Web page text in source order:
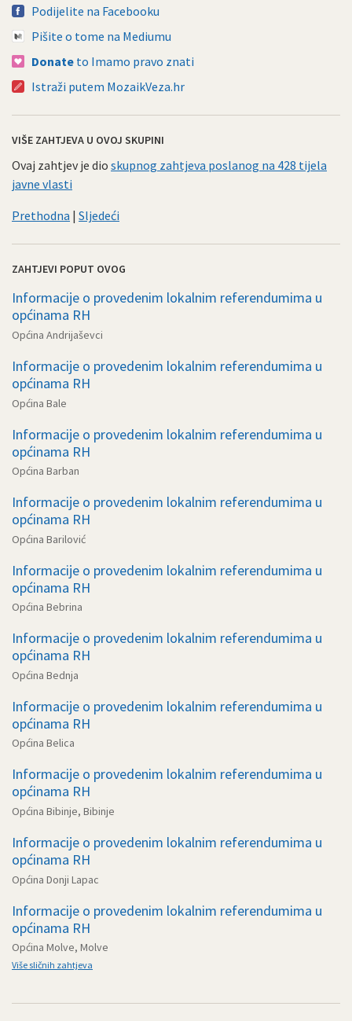
Podijelite na Facebooku
Pišite o tome na Mediumu
Donate to Imamo pravo znati
Istraži putem MozaikVeza.hr
VIŠE ZAHTJEVA U OVOJ SKUPINI
Ovaj zahtjev je dio skupnog zahtjeva poslanog na 428 tijela
javne vlasti
Prethodna | Sljedeći
ZAHTJEVI POPUT OVOG
Informacije o provedenim lokalnim referendumima u
općinama RH
Općina Andrijaševci
Informacije o provedenim lokalnim referendumima u
općinama RH
Općina Bale
Informacije o provedenim lokalnim referendumima u
općinama RH
Općina Barban
Informacije o provedenim lokalnim referendumima u
općinama RH
Općina Barilović
Informacije o provedenim lokalnim referendumima u
općinama RH
Općina Bebrina
Informacije o provedenim lokalnim referendumima u
općinama RH
Općina Bednja
Informacije o provedenim lokalnim referendumima u
općinama RH
Općina Belica
Informacije o provedenim lokalnim referendumima u
općinama RH
Općina Bibinje, Bibinje
Informacije o provedenim lokalnim referendumima u
općinama RH
Općina Donji Lapac
Informacije o provedenim lokalnim referendumima u
općinama RH
Općina Molve, Molve
Više sličnih zahtjeva